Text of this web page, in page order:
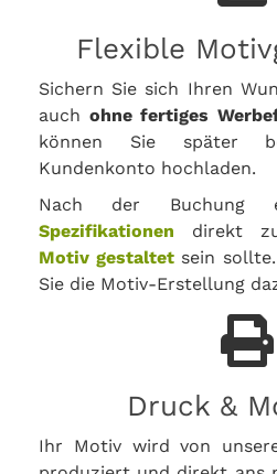
Flexible
Sichern Sie sich Ihren
auch ohne fertiges
können Sie später
Kundenkonto hochladen.
Nach der Buchung
Spezifikationen direkt
Motiv gestaltet sein
Sie die Motiv-Erstellung
Druck &
Ihr Motiv wird von